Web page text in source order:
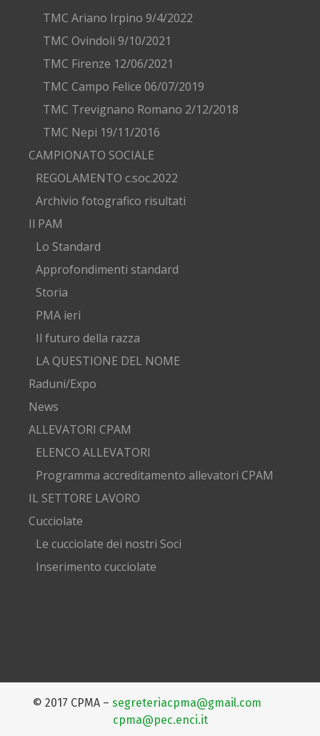
TMC Ariano Irpino 9/4/2022
TMC Ovindoli 9/10/2021
TMC Firenze 12/06/2021
TMC Campo Felice 06/07/2019
TMC Trevignano Romano 2/12/2018
TMC Nepi 19/11/2016
CAMPIONATO SOCIALE
REGOLAMENTO c.soc.2022
Archivio fotografico risultati
Il PAM
Lo Standard
Approfondimenti standard
Storia
PMA ieri
Il futuro della razza
LA QUESTIONE DEL NOME
Raduni/Expo
News
ALLEVATORI CPAM
ELENCO ALLEVATORI
Programma accreditamento allevatori CPAM
IL SETTORE LAVORO
Cucciolate
Le cucciolate dei nostri Soci
Inserimento cucciolate
© 2017 CPMA – segreteriacpma@gmail.com
cpma@pec.enci.it